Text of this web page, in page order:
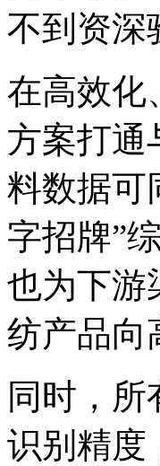
不到资深
在高效化
方案打通
料数据可
字招牌”
也为下游
纺产品向
同时
识别精度